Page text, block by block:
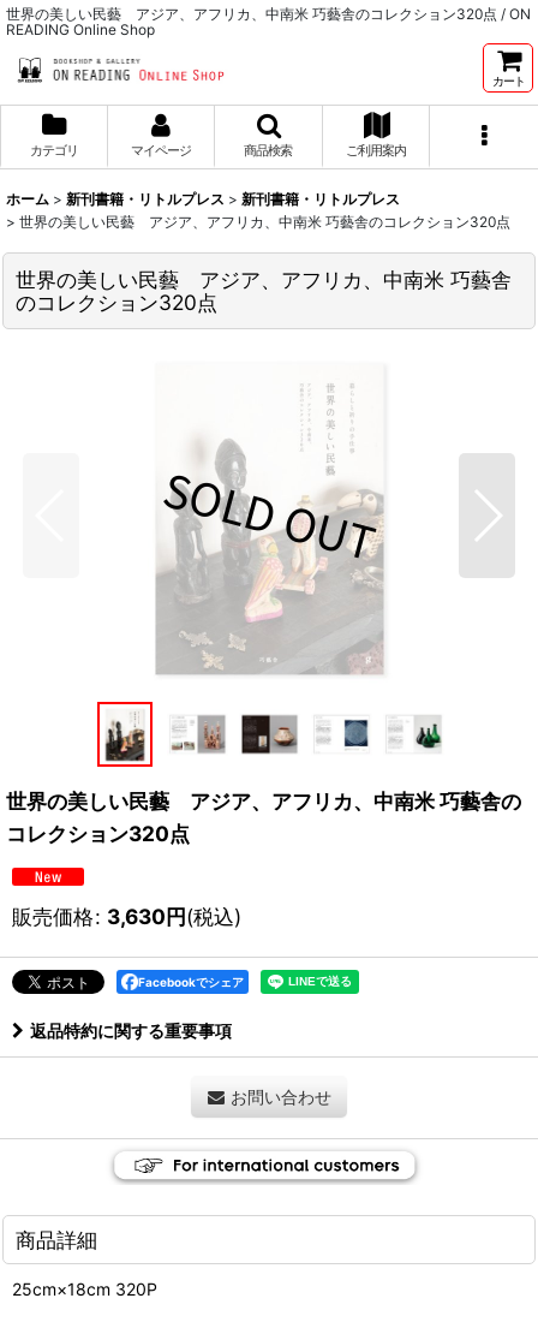
世界の美しい民藝 アジア、アフリカ、中南米 巧藝舎のコレクション320点 / ON
READING Online Shop
カート
カテゴリ マイページ 商品検索 ご利用案内
ホーム > 新刊書籍・リトルプレス > 新刊書籍・リトルプレス
> 世界の美しい民藝 アジア、アフリカ、中南米 巧藝舎のコレクション320点
世界の美しい民藝 アジア、アフリカ、中南米 巧藝舎
のコレクション320点
世界の美しい民藝 アジア、アフリカ、中南米 巧藝舎の
コレクション320点
販売価格: 3,630円(税込)
Facebookでシェア
返品特約に関する重要事項
お問い合わせ
商品詳細
25cm×18cm 320P